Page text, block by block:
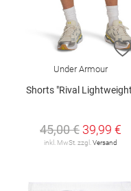
Under Armour
Shorts "Rival
45,00 € 39,99 €
inkl. MwSt. zzgl. Versand